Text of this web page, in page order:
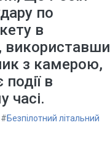
по
в
використавши
з камерою,
в
часі.
#Безпілотний літальний